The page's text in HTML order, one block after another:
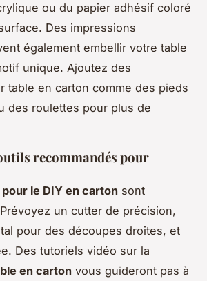
ou du papier adhésif coloré
Des impressions
également embellir votre table
unique. Ajoutez des
table en carton comme des pieds
des roulettes pour plus de
recommandés pour
le DIY en carton sont
un cutter de précision,
pour des découpes droites, et
Des tutoriels vidéo sur la
en carton vous guideront pas à